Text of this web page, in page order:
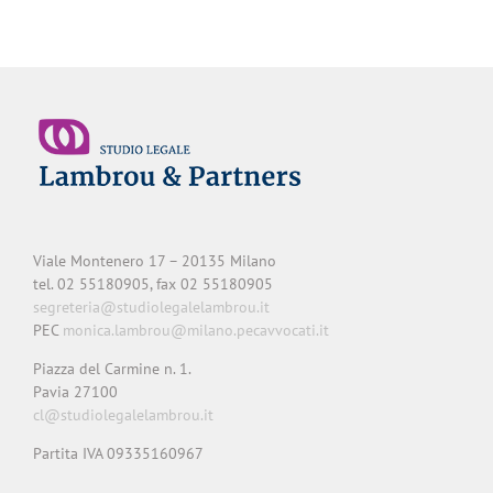
Viale Montenero 17 – 20135 Milano
tel. 02 55180905, fax 02 55180905
segreteria@studiolegalelambrou.it
PEC monica.lambrou@milano.pecavvocati.it
Piazza del Carmine n. 1.
Pavia 27100
cl@studiolegalelambrou.it
Partita IVA 09335160967